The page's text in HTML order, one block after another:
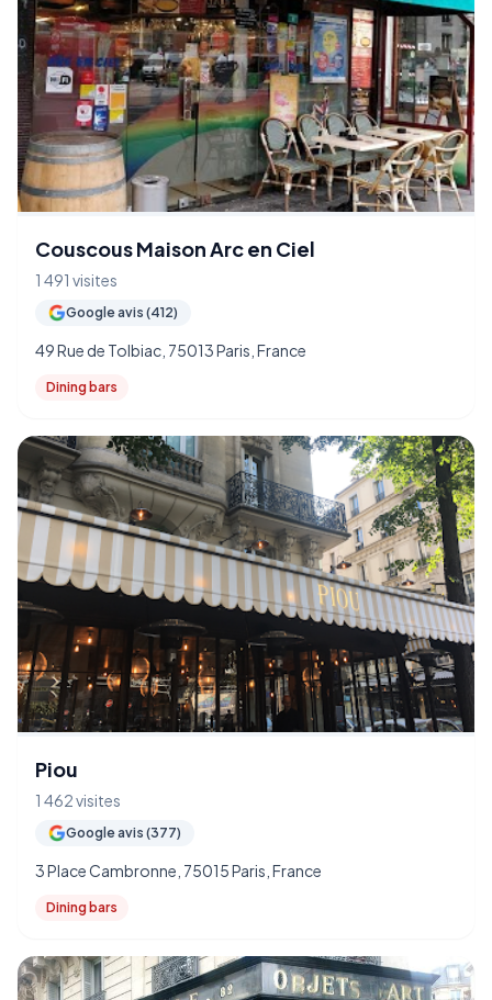
Couscous Maison Arc en Ciel
1 491 visites
Google avis (412)
49 Rue de Tolbiac, 75013 Paris, France
Dining bars
Piou
1 462 visites
Google avis (377)
3 Place Cambronne, 75015 Paris, France
Dining bars